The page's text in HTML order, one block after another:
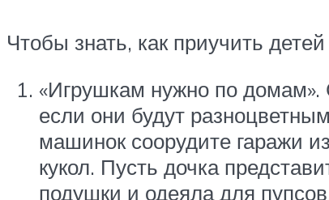
Чтобы знать, как приучить
«Игрушкам нужно по домам».
если они будут
машинок соорудите гаражи
кукол. Пусть дочка
подушки и одеяла для